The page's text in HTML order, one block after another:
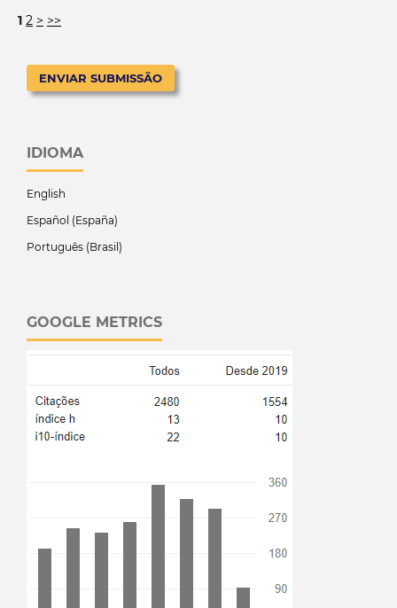
1 2 > >>
ENVIAR SUBMISSÃO
IDIOMA
English
Español (España)
Português (Brasil)
GOOGLE METRICS